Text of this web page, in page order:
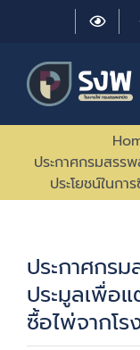
ประกาศกรมสรร
ประโยชน์ในก
ประกาศกร
ประมูลเพื่อ
ซื้อไพ่จากโ